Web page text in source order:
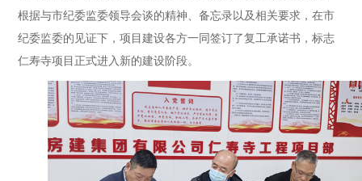
根据与市纪委监委领导会谈的精神、备忘录以及相关要求，在市
纪委监委的见证下，项目建设各方一同签订了复工承诺书，标志
仁寿寺项目正式进入新的建设阶段。